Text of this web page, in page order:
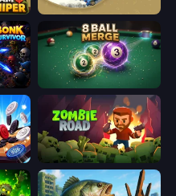
Desert Rally
8 Ball Merge
Zombie Road